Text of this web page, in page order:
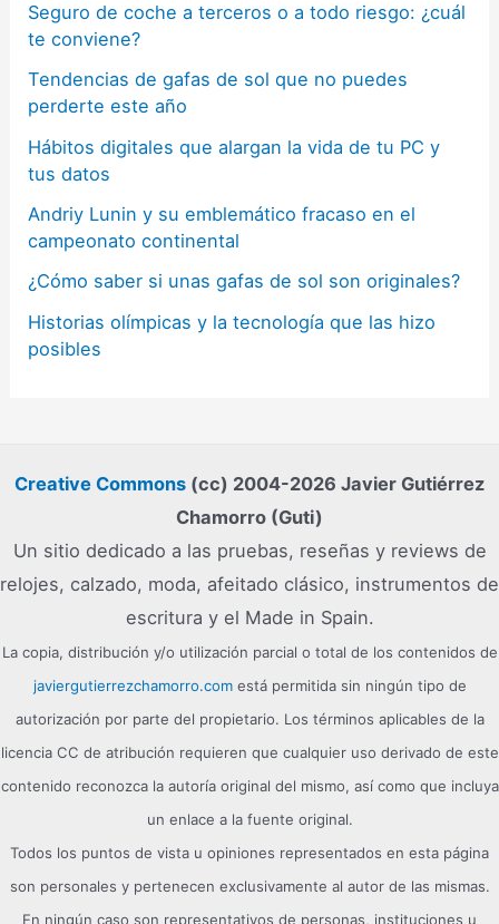
Seguro de coche a terceros o a todo riesgo: ¿cuál
te conviene?
Tendencias de gafas de sol que no puedes
perderte este año
Hábitos digitales que alargan la vida de tu PC y
tus datos
Andriy Lunin y su emblemático fracaso en el
campeonato continental
¿Cómo saber si unas gafas de sol son originales?
Historias olímpicas y la tecnología que las hizo
posibles
Creative Commons (cc) 2004-2026 Javier Gutiérrez
Chamorro (Guti)
Un sitio dedicado a las pruebas, reseñas y reviews de
relojes, calzado, moda, afeitado clásico, instrumentos de
escritura y el Made in Spain.
La copia, distribución y/o utilización parcial o total de los contenidos de
javiergutierrezchamorro.comestá permitida sin ningún tipo de
autorización por parte del propietario. Los términos aplicables de la
licencia CC de atribución requieren que cualquier uso derivado de este
contenido reconozca la autoría original del mismo, así como que incluya
un enlace a la fuente original.
Todos los puntos de vista u opiniones representados en esta página
son personales y pertenecen exclusivamente al autor de las mismas.
En ningún caso son representativos de personas, instituciones u